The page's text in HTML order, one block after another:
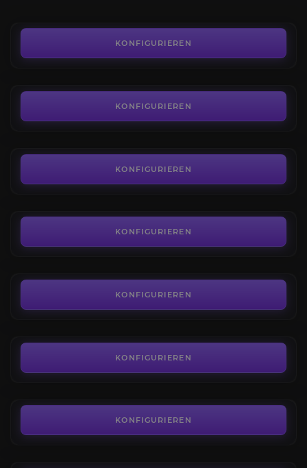
KONFIGURIEREN
Paladin Runen
KONFIGURIEREN
KONFIGURIEREN
KONFIGURIEREN
Priester Runen
KONFIGURIEREN
KONFIGURIEREN
KONFIGURIEREN
Hexenmeister Runen